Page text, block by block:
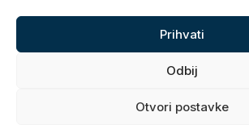
Prihvati
Odbij
Otvori postavke
Turistička zajednica grada Karlovca